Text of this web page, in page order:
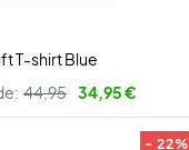
T-shirt Blue
44,95 34,95 €
- 22%